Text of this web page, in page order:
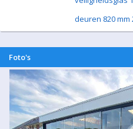
deuren 820 mm
Foto's